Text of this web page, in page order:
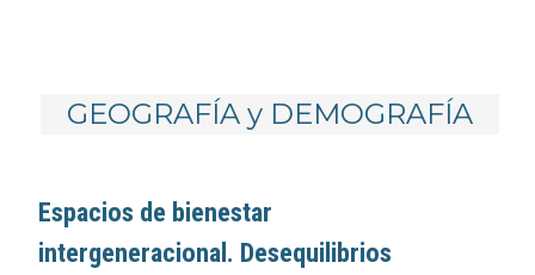
GEOGRAFÍA y DEMOGRAFÍA
Espacios de bienestar
intergeneracional. Desequilibrios